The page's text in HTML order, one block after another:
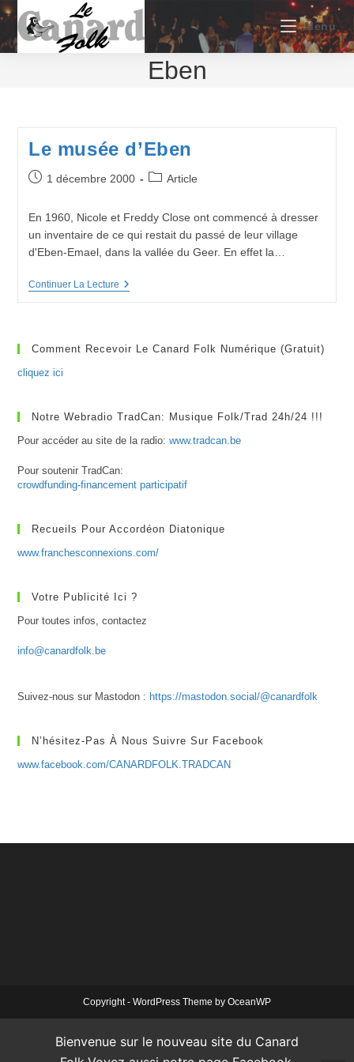
Skip
to
content
Menu
Eben
Le musée d’Eben
Publication
1 décembre 2000
PostArticle
En 1960, Nicole et Freddy Close ont commencé à dresser
un inventaire de ce qui restait du passé de leur village
d'Eben-Emael, dans la vallée du Geer. En effet la…
Continuer La LectureLe
Comment Recevoir Le Canard Folk Numérique (gratuit)
cliquez ici
Notre Webradio TradCan: Musique Folk/Trad 24h/24 !!!
Pour accéder au site de la radio:www.tradcan.be
Pour soutenir TradCan:
crowdfunding-financement participatif
Recueils Pour Accordéon Diatonique
www.franchesconnexions.com/
Votre Publicité Ici ?
Pour toutes infos, contactez
info@canardfolk.be
Suivez-nous sur Mastodon : https://mastodon.social/@canardfolk
N’hésitez-Pas À Nous Suivre Sur Facebook
www.facebook.com/CANARDFOLK.TRADCAN
Copyright - WordPress Theme by OceanWP
Bienvenue sur le nouveau site du Canard